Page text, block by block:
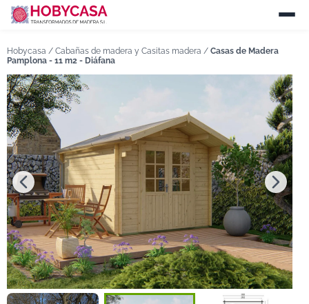
Hobycasa / Cabañas de madera y Casitas madera / Casas de Madera
Pamplona - 11 m2 - Diáfana